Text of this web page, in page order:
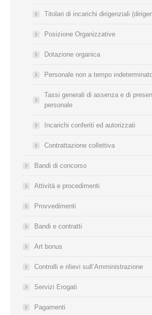
Titolari di incarichi dirigenziali
Posizione Organizzative
Dotazione organica
Personale non a tempo
Tassi generali di assenza e di
personale
Incarichi conferiti ed autorizzati
Contrattazione collettiva
Bandi di concorso
Attività e procedimenti
Provvedimenti
Bandi e contratti
Art bonus
Controlli e rilievi sull’Amministrazione
Servizi Erogati
Pagamenti